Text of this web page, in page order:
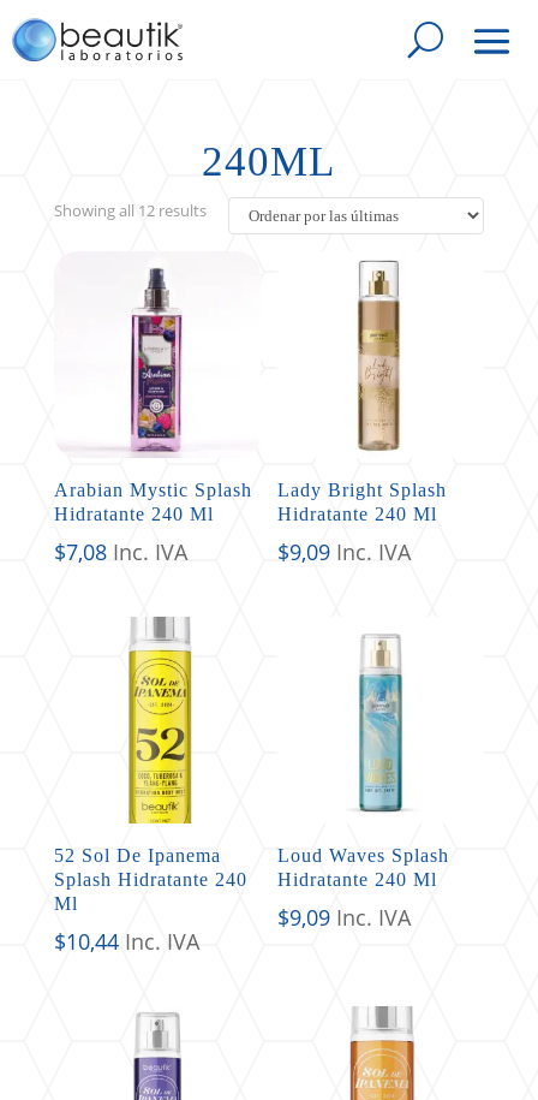
240ML
Showing all 12 resultsSorted
Arabian Mystic Splash
Hidratante 240 Ml
$7,08 Inc. IVA
Lady Bright Splash
Hidratante 240 Ml
$9,09 Inc. IVA
52 Sol De Ipanema
Splash Hidratante 240
Ml
$10,44 Inc. IVA
Loud Waves Splash
Hidratante 240 Ml
$9,09 Inc. IVA